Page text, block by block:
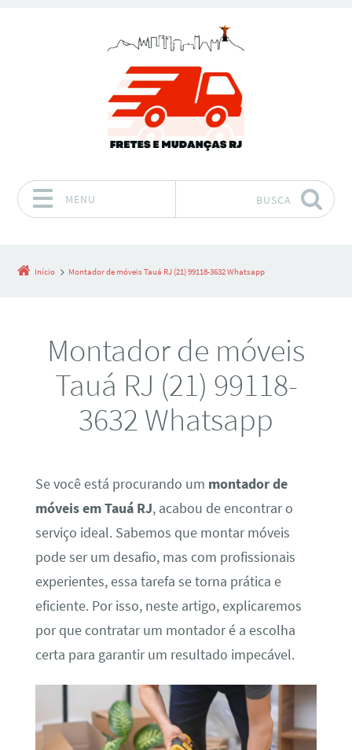
MENU BUSCA
Início Montador de móveis Tauá RJ (21) 99118-3632 Whatsapp
Montador de móveis
Tauá RJ (21) 99118-
3632 Whatsapp
Se você está procurando um montador de
móveis em Tauá RJ, acabou de encontrar o
serviço ideal. Sabemos que montar móveis
pode ser um desafio, mas com profissionais
experientes, essa tarefa se torna prática e
eficiente. Por isso, neste artigo, explicaremos
por que contratar um montador é a escolha
certa para garantir um resultado impecável.